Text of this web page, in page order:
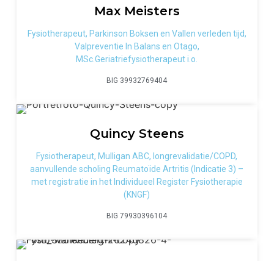
MaxMeisters
Fysiotherapeut, Parkinson Boksen en Vallen verleden tijd,
Valpreventie In Balans en Otago,
MSc.Geriatriefysiotherapeut i.o.
BIG 39932769404
QuincySteens
Fysiotherapeut, Mulligan ABC, longrevalidatie/COPD,
aanvullende scholing Reumatoïde Artritis (Indicatie 3) –
met registratie in het Individueel Register Fysiotherapie
(KNGF)
BIG 79930396104